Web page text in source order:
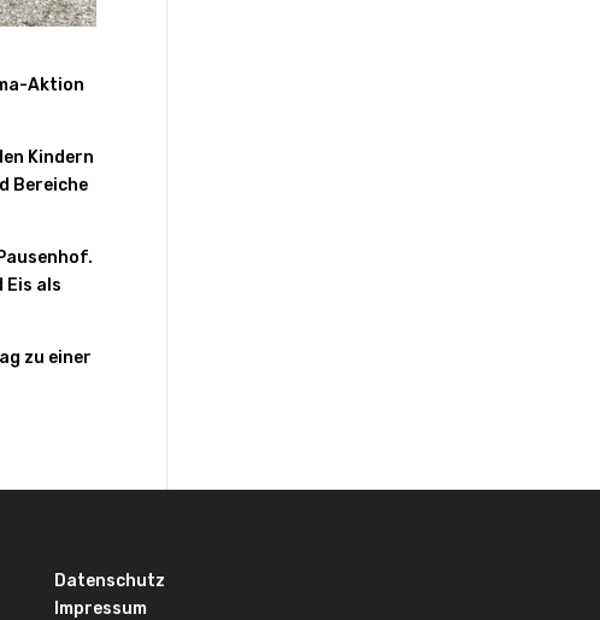
Aktion
Kindern
Bereiche
Eis als
zu einer
Datenschutz
Impressum